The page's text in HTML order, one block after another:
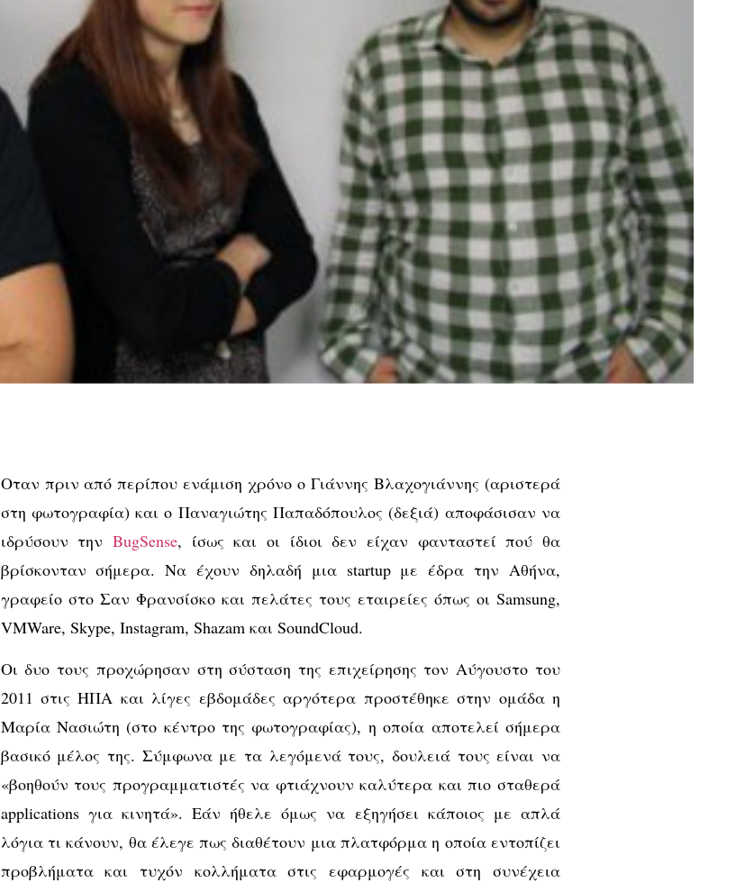
Οταν πριν από περίπου ενάμιση χρόνο ο Γιάννης Βλαχογιάννης (αριστερά
στη φωτογραφία) και ο Παναγιώτης Παπαδόπουλος (δεξιά) αποφάσισαν να
ιδρύσουν την BugSense, ίσως και οι ίδιοι δεν είχαν φανταστεί πού θα
βρίσκονταν σήμερα. Να έχουν δηλαδή μια startup με έδρα την Αθήνα,
γραφείο στο Σαν Φρανσίσκο και πελάτες τους εταιρείες όπως οι Samsung,
VMWare, Skype, Instagram, Shazam και SoundCloud.
Οι δυο τους προχώρησαν στη σύσταση της επιχείρησης τον Αύγουστο του
2011 στις ΗΠΑ και λίγες εβδομάδες αργότερα προστέθηκε στην ομάδα η
Μαρία Νασιώτη (στο κέντρο της φωτογραφίας), η οποία αποτελεί σήμερα
βασικό μέλος της. Σύμφωνα με τα λεγόμενά τους, δουλειά τους είναι να
«βοηθούν τους προγραμματιστές να φτιάχνουν καλύτερα και πιο σταθερά
applications για κινητά». Εάν ήθελε όμως να εξηγήσει κάποιος με απλά
λόγια τι κάνουν, θα έλεγε πως διαθέτουν μια πλατφόρμα η οποία εντοπίζει
προβλήματα και τυχόν κολλήματα στις εφαρμογές και στη συνέχεια